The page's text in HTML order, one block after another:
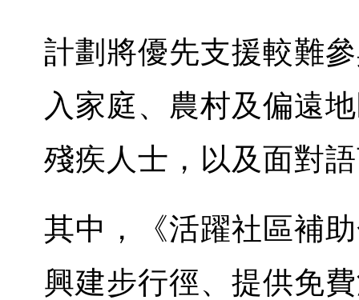
計劃將優先支援較難
入家庭、農村及偏遠
殘疾人士，以及面對
其中，《活躍社區補
興建步行徑、提供免